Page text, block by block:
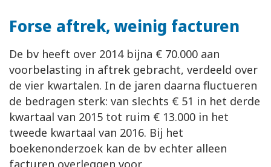
Forse aftrek, weinig facturen
De bv heeft over 2014 bijna € 70.000 aan
voorbelasting in aftrek gebracht, verdeeld over
de vier kwartalen. In de jaren daarna fluctueren
de bedragen sterk: van slechts € 51 in het derde
kwartaal van 2015 tot ruim € 13.000 in het
tweede kwartaal van 2016. Bij het
boekenonderzoek kan de bv echter alleen
facturen overleggen voor